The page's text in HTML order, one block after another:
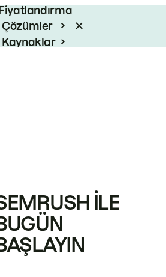
Fiyatlandırma
Çözümler
Kaynaklar
ILE